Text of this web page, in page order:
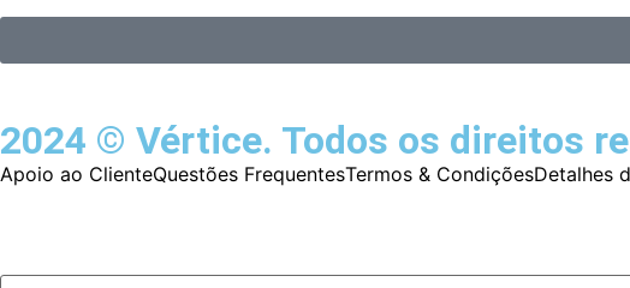
2024 © Vértice. Todos os direitos
Apoio ao ClienteQuestões FrequentesTermos & CondiçõesDetalhes